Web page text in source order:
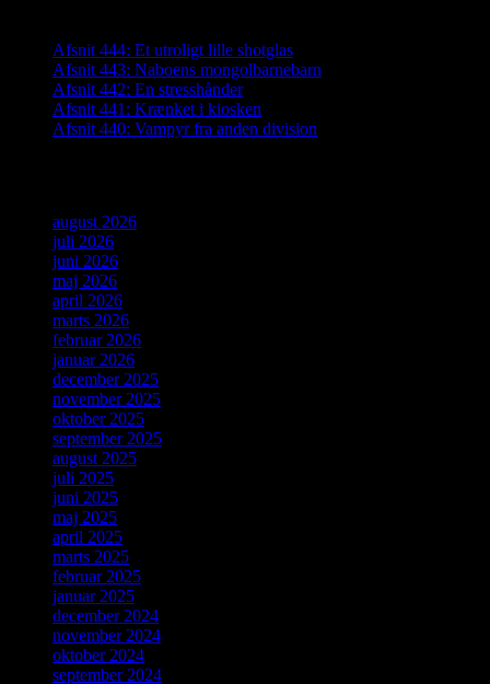
Afsnit 444: Et utroligt lille shotglas
Afsnit 443: Naboens mongolbarnebarn
Afsnit 442: En stresshånder
Afsnit 441: Krænket i kiosken
Afsnit 440: Vampyr fra anden division
august 2026
juli 2026
juni 2026
maj 2026
april 2026
marts 2026
februar 2026
januar 2026
december 2025
november 2025
oktober 2025
september 2025
august 2025
juli 2025
juni 2025
maj 2025
april 2025
marts 2025
februar 2025
januar 2025
december 2024
november 2024
oktober 2024
september 2024